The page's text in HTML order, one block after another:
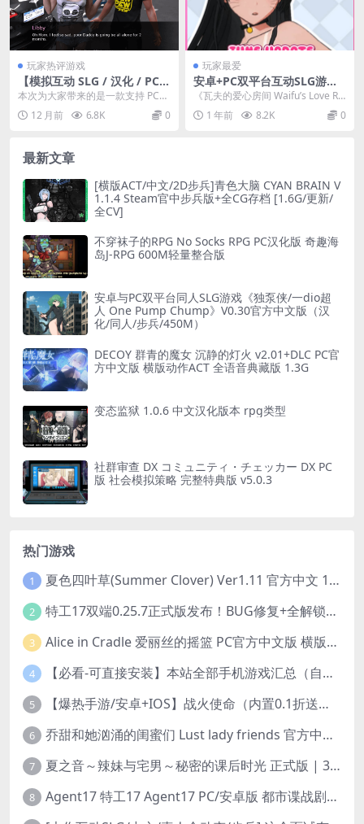
玩家热评游戏
【模拟互动 SLG / 汉化 / PC +
安卓】顽皮邻居 淘气邻居 Na
ughty Neighbours Ver0.60
AI 汉化内嵌版【5.45G】
本次为大家带来的是一款支持 PC
与安卓双平台的模拟互动 SLG 游戏
——《顽...
12 月前 6.8K 0
玩家最爱
安卓+PC双平台互动SLG游戏
《瓦夫的爱心房间 Waifu’s Lo
《瓦夫的爱心房间 Waifu’s Love Ro
om》是一款跨平台的互动SLG游...
1 年前 8.2K 0
最新文章
[横版ACT/中文/2D步兵]青色大脑 CYAN BRAIN V
1.1.4 Steam官中步兵版+全CG存档 [1.6G/更新/
全CV]
不穿袜子的RPG No Socks RPG PC汉化版 奇趣海
岛J-RPG 600M轻量整合版
安卓与PC双平台同人SLG游戏《独泵侠/一dio超
人 One Pump Chump》V0.30官方中文版（汉
化/同人/步兵/450M）
DECOY 群青的魔女 沉静的灯火 v2.01+DLC PC官
方中文版 横版动作ACT 全语音典藏版 1.3G
变态监狱 1.0.6 中文汉化版本 rpg类型
社群审查 DX コミュニティ・チェッカー DX PC
版 社会模拟策略 完整特典版 v5.0.3
热门游戏
1 夏色四叶草(Summer Clover) Ver1.11 官方中文 1+4.35G 全CG 有CV 百度盘版本
2 特工17双端0.25.7正式版发布！BUG修复+全解锁存档+赞助码合集（安卓/PC/中文/动态）
3 Alice in Cradle 爱丽丝的摇篮 PC官方中文版 横版动作ACT 手绘幻想风 v0.29g 完整体验版
4 【必看-可直接安装】本站全部手机游戏汇总（自带修改器MOD）
5 【爆热手游/安卓+IOS】战火使命（内置0.1折送可触碰战姬）[中文/美女养成/整合兑换码/双端互通/更新]（公测）
6 乔甜和她汹涌的闺蜜们 Lust lady friends 官方中文版本 SLG类型
7 夏之音～辣妹与宅男～秘密的课后时光 正式版 | 3D 动态步兵触摸互动 SLG|PC 平台 | 内嵌汉化 + 去码补丁 + 修改存档 | 1.5G
8 Agent17 特工17 Agent17 PC/安卓版 都市谍战剧情模拟RPG v0.26.6 官方中文高清版